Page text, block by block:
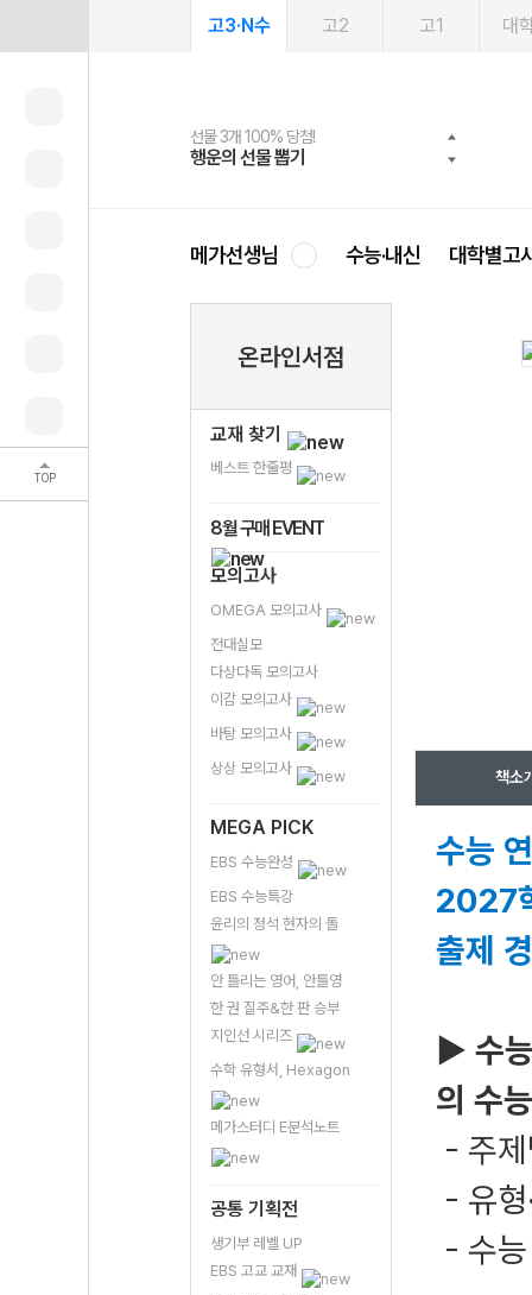
TOP
고3·N수 고2 고1 대
선물 3개 100% 당첨!
행운의 선물 뽑기
선물 100% 증정!
메가스터디 X 올리브
여름방학 스터디 캐시백
메가런 썸머스쿨
2027 러셀 단과
강사 공개선발
스마트러닝앱
설문 EVENT
메가패스
3일 무료 체험권
메가패스 수강생 무료혜택!
메가클럽 멤버십
사회공헌 캠페인
희망이룸 메가나눔
메가선생님 수능·내신 대학별고
온라인서점
교재 찾기
베스트 한줄평
8월 구매 EVENT
모의고사
OMEGA 모의고사
전대실모
다상다독 모의고사
이감 모의고사
바탕 모의고사
상상 모의고사
MEGA PICK
EBS 수능완성
EBS 수능특강
윤리의 정석 현자의 돌
안 틀리는 영어, 안틀영
한 권 질주&한 판 승부
지인선 시리즈
수학 유형서, Hexagon
메가스터디 E분석노트
공통 기획전
생기부 레벨 UP
EBS 고교 교재
책소
수능
2027
출제
▶ 수
의 수
- 주
- 유
- 수